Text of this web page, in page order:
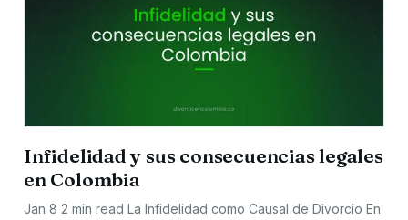
Infidelidad y sus consecuencias legales
en Colombia
Jan 8 2 min read La Infidelidad como Causal de Divorcio En